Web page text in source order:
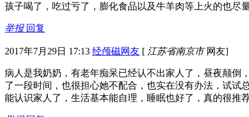
孩子喝了，吃过亏了，膨化食品以及牛羊肉等上火的也尽
举报 回复
2017年7月29日 17:13 经颅磁网友 [ 江苏省南京市网友]
病人是我奶奶，有老年痴呆已经认不出家人了，昼夜颠倒
了一段时间，也很担心她不配合，也实在没有办法，试试
能认识家人了，生活基本能自理，睡眠也好了，真的很推